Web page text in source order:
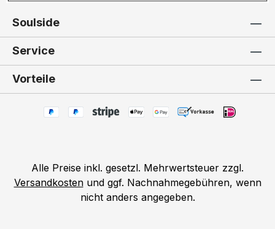
Soulside
Service
Vorteile
Alle Preise inkl. gesetzl. Mehrwertsteuer zzgl.
Versandkostenund ggf. Nachnahmegebühren, wenn
nicht anders angegeben.